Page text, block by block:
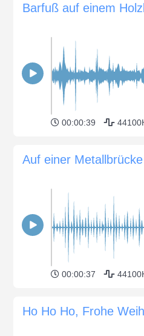
Barfuß auf einem
00:00:39
Auf einer
00:00:37